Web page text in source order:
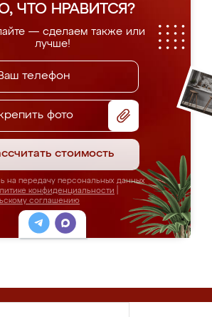
ЧТО НРАВИТСЯ?
— сделаем также или
лучше!
фото
стоимость
на передачу персональных данных
конфиденциальности
соглашению